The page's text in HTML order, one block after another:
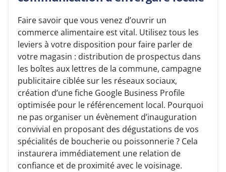
Faire savoir que vous venez d’ouvrir un
commerce alimentaire est vital. Utilisez tous les
leviers à votre disposition pour faire parler de
votre magasin : distribution de prospectus dans
les boîtes aux lettres de la commune, campagne
publicitaire ciblée sur les réseaux sociaux,
création d’une fiche Google Business Profile
optimisée pour le référencement local. Pourquoi
ne pas organiser un évènement d’inauguration
convivial en proposant des dégustations de vos
spécialités de boucherie ou poissonnerie ? Cela
instaurera immédiatement une relation de
confiance et de proximité avec le voisinage.